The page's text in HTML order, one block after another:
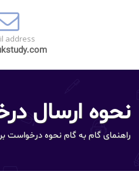
address:
نحوه ارسال
راهنمای گام به گام نحوه درخواست